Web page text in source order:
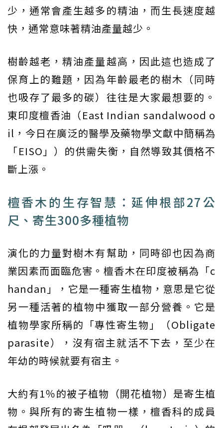
少，通常會產生越多的精油，而生長速度越
快，通常意味著精油產量越少。
樹齡越老，精油產量越高，因此這也造成了
保育上的難題，因為年齡最老的樹木（同時
也吸存了最多的碳）往往是大家最想要的。
東印度檀香油（East Indian sandalwood o
il，今日在廣泛的醫學及藥物學文獻中簡稱為
「EISO」）的供需失衡，自然導致其價格不
斷上漲。
檀香木的生存智慧：延伸根部27公
尺、寄生300多種植物
演化的力量對樹木有幫助，同時卻也因為商
業因素而面臨危害。檀香木在印度被稱為「c
handan」，它是一種寄生植物，意思是它從
另一種活著的植物中獲取一部分營養。它是
植物學家所稱的「專性寄生物」（Obligate
parasite），沒有宿主就活不下去，至少在
年幼的時候就要有宿主。
大約有1％的被子植物（開花植物）是寄生植
物。與所有的寄生植物一樣，檀香科的成員